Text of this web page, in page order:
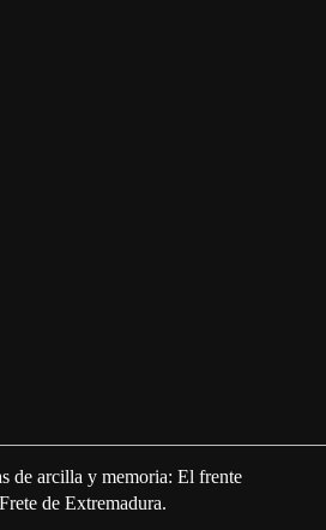
de arcilla y memoria: El frente
de Extremadura.